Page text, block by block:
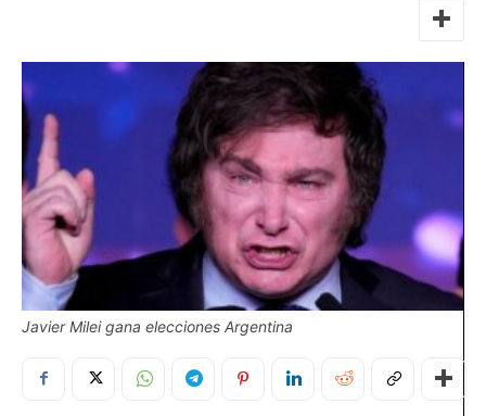
Javier Milei gana elecciones Argentina